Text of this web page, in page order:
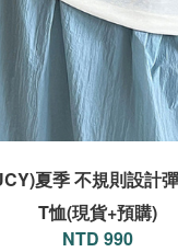
夏季 不規則設計
T恤(現貨+預購)
NTD 990